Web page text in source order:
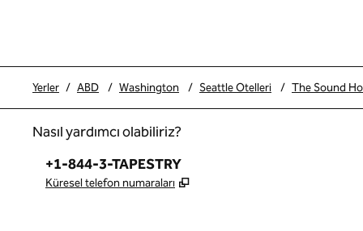
Yerler / ABD / Washington / Seattle Otelleri / The Sound
Nasıl yardımcı olabiliriz?
Telefon:
+1-844-3-TAPESTRY
Küresel telefon numaraları ,